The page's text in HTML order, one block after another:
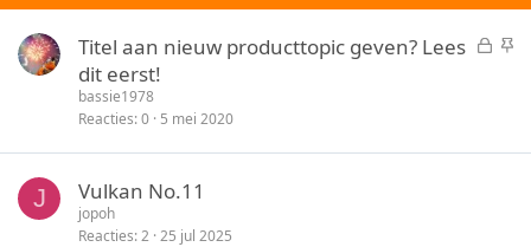
G S
Titel aan nieuw producttopic geven? Lees
dit eerst!
bassie1978
Reacties 0 5 mei 2020
J Vulkan No.11
jopoh
Reacties 2 25 jul 2025